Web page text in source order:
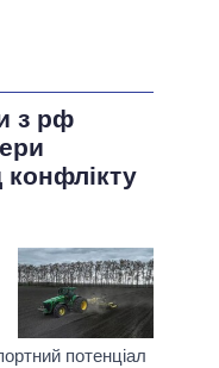
з рф
конфлікту
потенціал